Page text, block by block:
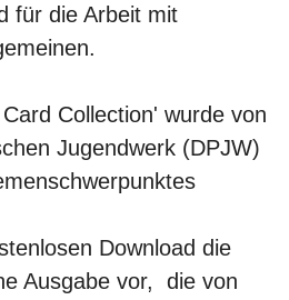
für die Arbeit mit
Collection' wurde von
Jugendwerk (DPJW)
Download die
Ausgabe vor, die von